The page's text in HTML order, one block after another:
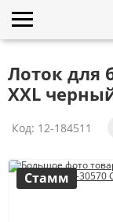
Лоток для
XXL
Код: 12-184511
Стамм